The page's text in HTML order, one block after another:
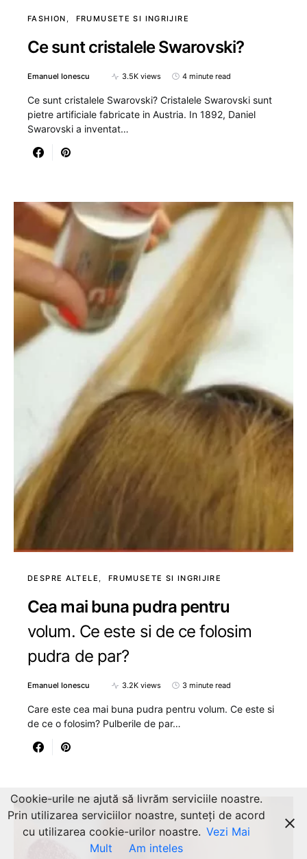
FASHION FRUMUSETE SI INGRIJIRE
Ce sunt cristalele Swarovski?
Emanuel Ionescu 3.5K views 4 minute read
Ce sunt cristalele Swarovski? Cristalele Swarovski sunt
pietre artificiale fabricate in Austria. In 1892, Daniel
Swarovski a inventat…
DESPRE ALTELE FRUMUSETE SI INGRIJIRE
Cea mai buna pudra pentru
volum. Ce este si de ce folosim
pudra de par?
Emanuel Ionescu 3.2K views 3 minute read
Care este cea mai buna pudra pentru volum. Ce este si
de ce o folosim? Pulberile de par…
Cookie-urile ne ajută să livrăm serviciile noastre.
Prin utilizarea serviciilor noastre, sunteți de acord
cu utilizarea cookie-urilor noastre. Vezi Mai
Mult
Am inteles